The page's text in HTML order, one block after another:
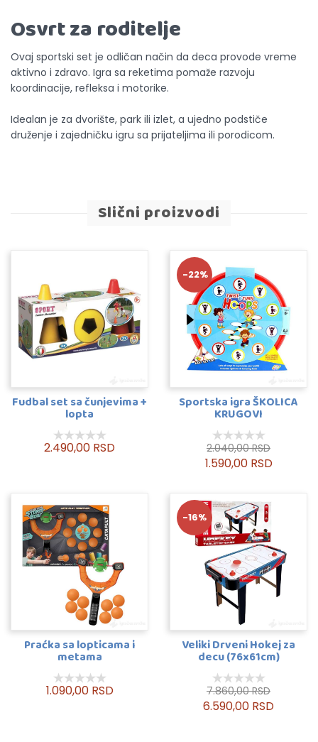
Osvrt za roditelje
Ovaj sportski set je odličan način da deca provode vreme
aktivno i zdravo. Igra sa reketima pomaže razvoju
koordinacije, refleksa i motorike.
Idealan je za dvorište, park ili izlet, a ujedno podstiče
druženje i zajedničku igru sa prijateljima ili porodicom.
Slični proizvodi
Fudbal set sa čunjevima +
lopta
2.490,00 RSD
-22%
Sportska igra ŠKOLICA
KRUGOVI
2.040,00 RSD
1.590,00 RSD
Praćka sa lopticama i
metama
1.090,00 RSD
-16%
Veliki Drveni Hokej za
decu (76x61cm)
7.860,00 RSD
6.590,00 RSD